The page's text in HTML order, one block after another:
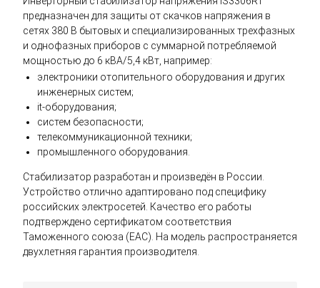
предназначен для защиты от скачков напряжения в
сетях 380 В бытовых и специализированных трехфазных
и однофазных приборов с суммарной потребляемой
мощностью до 6 кВА/5,4 кВт, например:
электроники отопительного оборудования и других
инженерных систем;
it-оборудования;
систем безопасности;
телекоммуникационной техники;
промышленного оборудования.
Стабилизатор разработан и произведён в России.
Устройство отлично адаптировано под специфику
российских электросетей. Качество его работы
подтверждено сертификатом соответствия
Таможенного союза (EAC). На модель распространяется
двухлетняя гарантия производителя.